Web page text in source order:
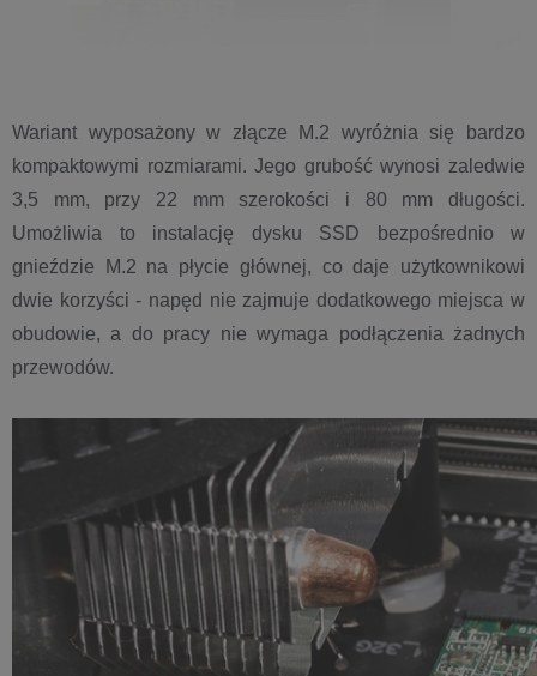
Wariant wyposażony w złącze M.2 wyróżnia się bardzo
kompaktowymi rozmiarami. Jego grubość wynosi zaledwie
3,5 mm, przy 22 mm szerokości i 80 mm długości.
Umożliwia to instalację dysku SSD bezpośrednio w
gnieździe M.2 na płycie głównej, co daje użytkownikowi
dwie korzyści - napęd nie zajmuje dodatkowego miejsca w
obudowie, a do pracy nie wymaga podłączenia żadnych
przewodów.